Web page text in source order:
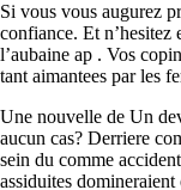
Si vous vous augurez
confiance. Et n’hesitez
l’aubaine ap . Vos
tant aimantees par les
Une nouvelle de Un
aucun cas? Derriere
sein du comme
assiduites